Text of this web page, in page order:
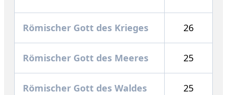
Römischer Gott des Krieges 26
Römischer Gott des Meeres 25
Römischer Gott des Waldes 25